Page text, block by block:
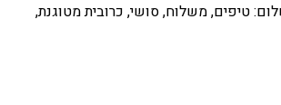
טיפים, משלוח, סושי, כרובית מטוגנת,